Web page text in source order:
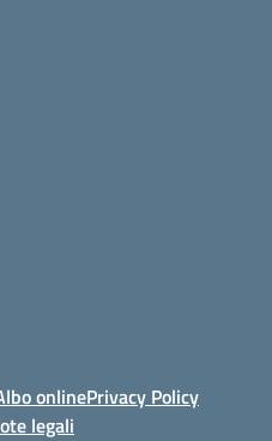
onlinePrivacy Policy
legali